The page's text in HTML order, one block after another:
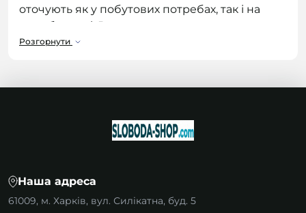
оточують як у побутових потребах, так і на
виробництві. Вдома ми використовуємо
чайники, свч печі, телевізори, комп'ютери,
Окремо варто згадати про електроінструмент,
дрилі та шуруповерти, це той невеликий
список електроінструменту, який ми
використовувати поряд з електричним
ланцюгом і тут на допомогу нам приходять
Розгорнути
Наша адреса
61009, м. Харків, вул. Силікатна, буд. 5